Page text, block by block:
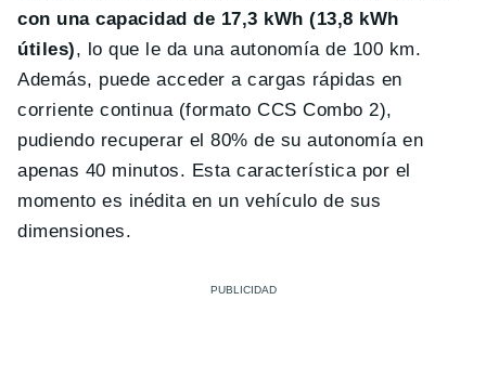
con una capacidad de 17,3 kWh (13,8 kWh
útiles), lo que le da una autonomía de 100 km.
Además, puede acceder a cargas rápidas en
corriente continua (formato CCS Combo 2),
pudiendo recuperar el 80% de su autonomía en
apenas 40 minutos. Esta característica por el
momento es inédita en un vehículo de sus
dimensiones.